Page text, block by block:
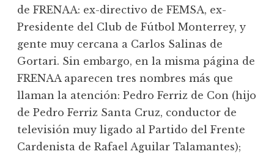
de FRENAA: ex-directivo de FEMSA, ex-
Presidente del Club de Fútbol Monterrey, y
gente muy cercana a Carlos Salinas de
Gortari. Sin embargo, en la misma página de
FRENAA aparecen tres nombres más que
llaman la atención: Pedro Ferriz de Con (hijo
de Pedro Ferriz Santa Cruz, conductor de
televisión muy ligado al Partido del Frente
Cardenista de Rafael Aguilar Talamantes);